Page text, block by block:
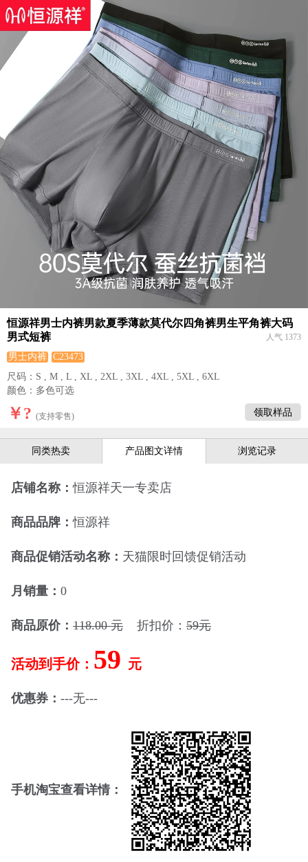
恒源祥男士内裤男款夏季薄款莫代尔四角裤男生平角裤大码
男式短裤
人气 1373
男士内裤 C23473
尺码：S , M , L , XL , 2XL , 3XL , 4XL , 5XL , 6XL
颜色：多色可选
￥? (支持零售) 领取样品
同类热卖 产品图文详情 浏览记录
店铺名称：恒源祥天一专卖店
商品品牌：恒源祥
商品促销活动名称： 天猫限时回馈促销活动
月销量： 0
商品原价： 118.00 元 折扣价： 59元
活动到手价： 59 元
优惠券： ---无---
手机淘宝查看详情：